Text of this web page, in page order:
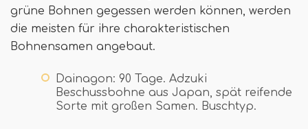
grüne Bohnen gegessen werden können, werden
die meisten für ihre charakteristischen
Bohnensamen angebaut.
Dainagon: 90 Tage. Adzuki
Beschussbohne aus Japan, spät reifende
Sorte mit großen Samen. Buschtyp.